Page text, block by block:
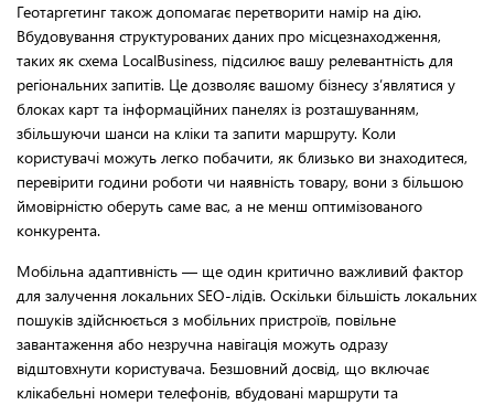
Геотаргетинг також допомагає перетворити намір на дію.
Вбудовування структурованих даних про місцезнаходження,
таких як схема LocalBusiness, підсилює вашу релевантність для
регіональних запитів. Це дозволяє вашому бізнесу з’являтися у
блоках карт та інформаційних панелях із розташуванням,
збільшуючи шанси на кліки та запити маршруту. Коли
користувачі можуть легко побачити, як близько ви знаходитеся,
перевірити години роботи чи наявність товару, вони з більшою
ймовірністю оберуть саме вас, а не менш оптимізованого
конкурента.
Мобільна адаптивність — ще один критично важливий фактор
для залучення локальних SEO-лідів. Оскільки більшість локальних
пошуків здійснюється з мобільних пристроїв, повільне
завантаження або незручна навігація можуть одразу
відштовхнути користувача. Безшовний досвід, що включає
клікабельні номери телефонів, вбудовані маршрути та